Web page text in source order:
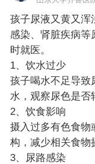
孩子尿液又黄又浑
感染、肾脏疾病等
时就医。
1、饮水过少
孩子喝水不足导致
水，观察尿色是否
2、饮食影响
摄入过多有色食物
构，减少相关食物
3、尿路感染